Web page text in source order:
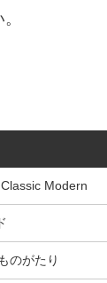
Modern
のがたり